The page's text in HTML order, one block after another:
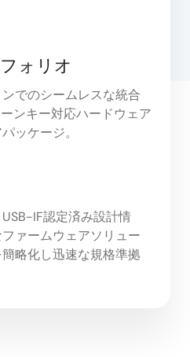
ォリオ
でのシームレスな統合
ンキー対応ハードウェア
ッケージ。
IF認定済み設計情
ァームウェアソリュー
略化し迅速な規格準拠